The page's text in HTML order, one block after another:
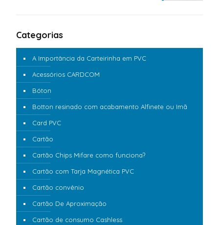
Categorias
A Importância da Carteirinha em PVC
Acessórios CARDCOM
Bóton
Botton resinado com acabamento Alfinete ou Imã
Card PVC
Cartão
Cartão Chips Mifare como funciona?
Cartão com Tarja Magnética PVC
Cartão convênio
Cartão De Aproximação
Cartão de consumo Cashless